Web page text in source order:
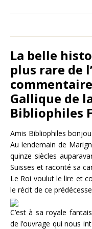
La belle
plus rare de
Gallique de
Bibliophiles
Amis Bibliophiles
Au lendemain de
quinze siècles
Suisses et raconté sa
Le Roi voulut le lire et
le récit de ce
C’est à sa royale
de l’ouvrage qui nous